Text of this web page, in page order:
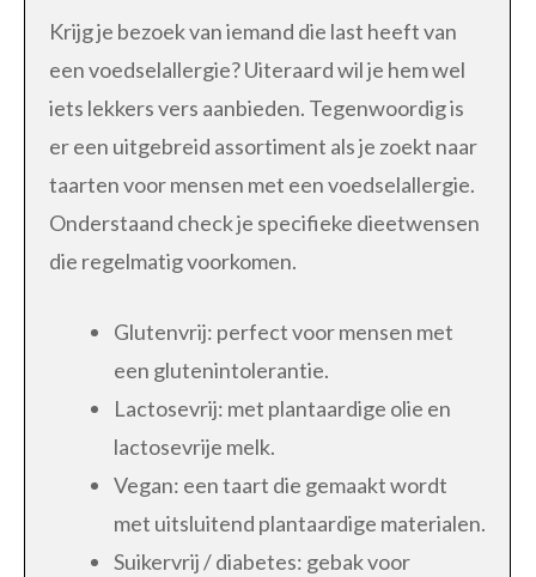
Krijg je bezoek van iemand die last heeft van
een voedselallergie? Uiteraard wil je hem wel
iets lekkers vers aanbieden. Tegenwoordig is
er een uitgebreid assortiment als je zoekt naar
taarten voor mensen met een voedselallergie.
Onderstaand check je specifieke dieetwensen
die regelmatig voorkomen.
Glutenvrij: perfect voor mensen met
een glutenintolerantie.
Lactosevrij: met plantaardige olie en
lactosevrije melk.
Vegan: een taart die gemaakt wordt
met uitsluitend plantaardige materialen.
Suikervrij / diabetes: gebak voor